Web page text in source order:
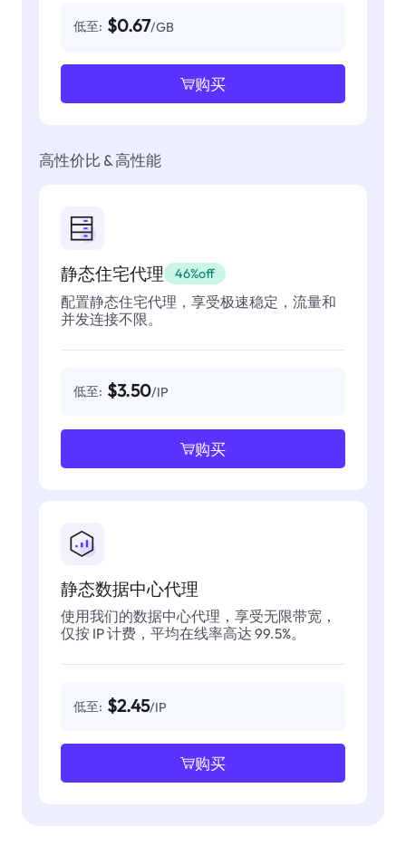
低至: $0.67/GB
购买
高性价比 & 高性能
静态住宅代理 46%off
配置静态住宅代理，享受极速稳定，流量和
并发连接不限。
低至: $3.50/IP
购买
静态数据中心代理
使用我们的数据中心代理，享受无限带宽，
仅按 IP 计费，平均在线率高达 99.5%。
低至: $2.45/IP
购买